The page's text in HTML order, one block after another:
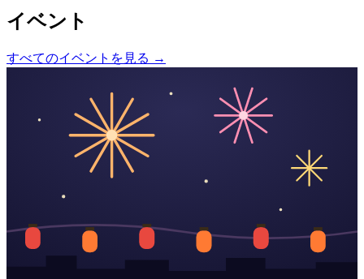
イベント
すべてのイベントを見る →